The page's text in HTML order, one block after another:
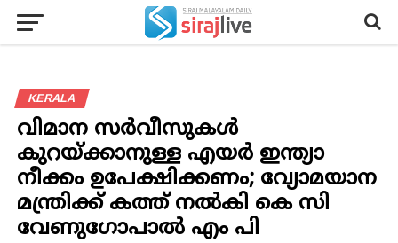
KERALA
വിമാന സര്‍വീസുകള്‍
കുറയ്ക്കാനുള്ള എയര്‍ ഇന്ത്യാ
നീക്കം ഉപേക്ഷിക്കണം; വ്യോമയാന
മന്ത്രിക്ക് കത്ത് നല്‍കി കെ സി
വേണുഗോപാല്‍ എം പി